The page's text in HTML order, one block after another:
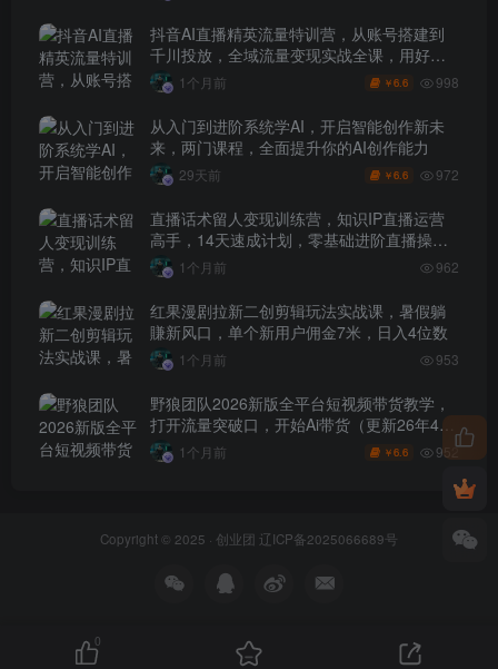
抖音AI直播精英流量特训营，从账号搭建到
千川投放，全域流量变现实战全课，用好工
具让賺钱更简单
1个月前 ￥6.6 998
从入门到进阶系统学AI，开启智能创作新未
来，两门课程，全面提升你的AI创作能力
29天前 ￥6.6 972
直播话术留人变现训练营，知识IP直播运营
高手，14天速成计划，零基础进阶直播操盘
手
1个月前 962
红果漫剧拉新二创剪辑玩法实战课，暑假躺
賺新风口，单个新用户佣金7米，日入4位数
1个月前 953
野狼团队2026新版全平台短视频带货教学，
打开流量突破口，开始Ai带货（更新26年4月
25日）1个月前 ￥6.6 952
Copyright © 2025 · 创业团 辽ICP备2025066689号
0